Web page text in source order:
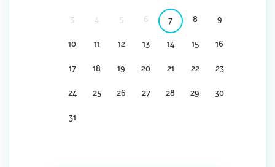
3 4 5 6 7 8 9
10 11 12 13 14 15 16
17 18 19 20 21 22 23
24 25 26 27 28 29 30
31